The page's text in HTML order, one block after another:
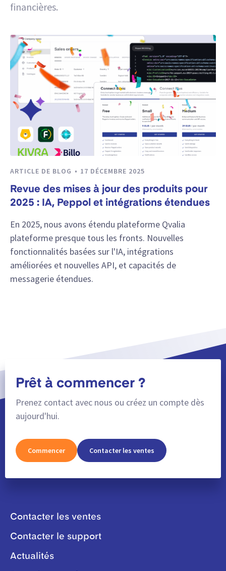
financières.
ARTICLE DE BLOG 17 DÉCEMBRE 2025
Revue des mises à jour des produits pour
2025 : IA, Peppol et intégrations étendues
En 2025, nous avons étendu plateforme Qvalia
plateforme presque tous les fronts. Nouvelles
fonctionnalités basées sur l'IA, intégrations
améliorées et nouvelles API, et capacités de
messagerie étendues.
Prêt à commencer ?
Prenez contact avec nous ou créez un compte dès
aujourd'hui.
Commencer Contacter les ventes
Contacter les ventes
Contacter le support
Actualités